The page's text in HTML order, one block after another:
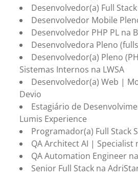
Desenvolvedor(a) Full
Desenvolvedor Mobile
Desenvolvedor PHP PL na
Desenvolvedora Pleno
Desenvolvedor(a) Pleno
Sistemas Internos na LWSA
Desenvolvedor(a) Web |
Devio
Estagiário de
Lumis Experience
Programador(a) Full Stack
QA Architect AI | Specialist
QA Automation Engineer
Senior Full Stack na